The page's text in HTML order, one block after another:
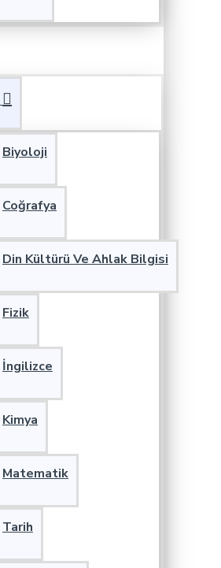
Biyoloji
Coğrafya
Din Kültürü Ve Ahlak Bilgisi
Fizik
İngilizce
Kimya
Matematik
Tarih